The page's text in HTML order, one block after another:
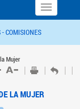
Toggle
navigation
-COMISIONES
Mujer
LA MUJER